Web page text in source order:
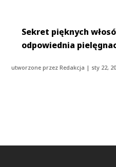
Sekret pięknych
odpowiednia
utworzone przezRedakcja | sty 22,